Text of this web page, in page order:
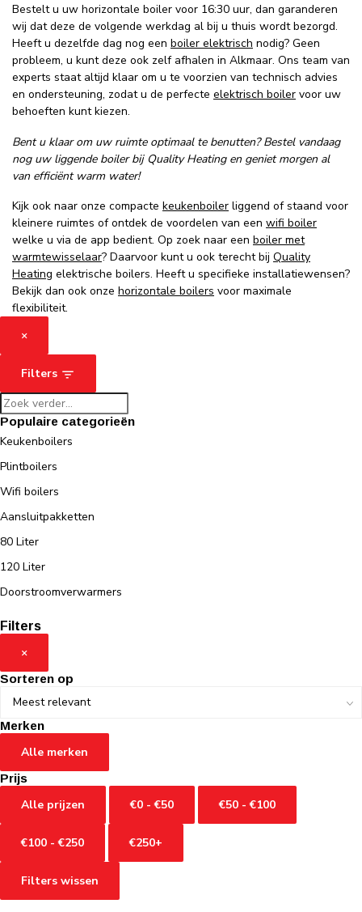
Bestelt u uw horizontale boiler voor 16:30 uur, dan garanderen
wij dat deze de volgende werkdag al bij u thuis wordt bezorgd.
Heeft u dezelfde dag nog een boiler elektrisch nodig? Geen
probleem, u kunt deze ook zelf afhalen in Alkmaar. Ons team van
experts staat altijd klaar om u te voorzien van technisch advies
en ondersteuning, zodat u de perfecte elektrisch boiler voor uw
behoeften kunt kiezen.
Bent u klaar om uw ruimte optimaal te benutten? Bestel vandaag
nog uw liggende boiler bij Quality Heating en geniet morgen al
van efficiënt warm water!
Kijk ook naar onze compacte keukenboiler liggend of staand voor
kleinere ruimtes of ontdek de voordelen van een wifi boiler
welke u via de app bedient. Op zoek naar een boiler met
warmtewisselaar? Daarvoor kunt u ook terecht bij Quality
Heating elektrische boilers. Heeft u specifieke installatiewensen?
Bekijk dan ook onze horizontale boilers voor maximale
flexibiliteit.
×
Filters
Populaire categorieën
Keukenboilers
Plintboilers
Wifi boilers
Aansluitpakketten
80 Liter
120 Liter
Doorstroomverwarmers
Filters
×
Sorteren op
Merken
Alle merken
Prijs
Alle prijzen €0 - €50 €50 - €100
€100 - €250 €250+
Filters wissen